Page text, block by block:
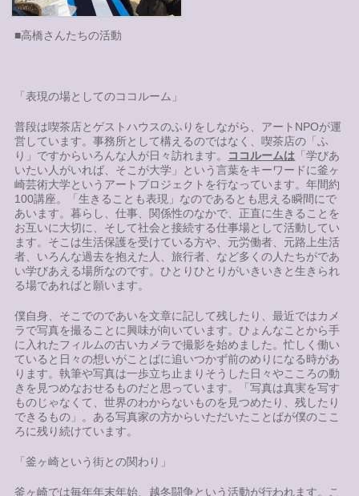
■高橋さんたちの活動
「表現の場としてのココルーム」
普段は喫茶店とゲストハウスのふりをしながら、アートNPOが運
営しています。事務所として構えるのではなく、喫茶店の「ふ
り」ですからいろんな人が日々訪れます。 ココルームは 「学びあ
いたい人がいれば、そこが大学」という言葉をキーワードに釜ヶ
崎芸術大学というアートプロジェクトを行なっています。年間約
100講座。「生きることも表現」なのであるとも思える瞬間にで
あいます。暮らし、仕事、関係性のなかで、正直に生きることを
お互いに大切に、そして社会と接続する仕事場として活動してい
ます。そこは生活保護を受けている方や、元労働者、元路上生活
者、いろんな過去を抱えた人、旅行者、など多くの人たちがであ
い学びあえる場所なのです。ひとりひとりがいきいきと生きられ
る場であればと願います。
僕自身、そこでのであいを文章に記して残したり、最近ではカメ
ラで写真を撮ることに興味が向いています。ひょんなことから手
に入れたフィルムの古いカメラで撮影を始めました。忙しく働い
ていると日々の想いがことばに追いつかず前のめりになる時があ
ります。執筆や写真は一歩立ち止まりそうした日々やこころの動
きを見つめなおせるものだと思っています。「写真は真実を写す
ものじゃなくて、世界のわからないものを見つめたり、残したり
できるもの」。ある写真家の方からいただいたことばが僕のここ
ろに残り続けています。
「釜ヶ崎という街との関わり」
釜ヶ崎では毎年年末年始、越冬闘争という活動が行われます。こ